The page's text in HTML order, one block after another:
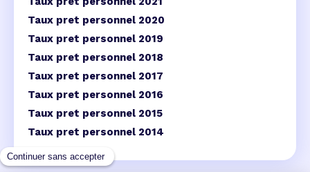
Taux pret personnel 2020
Taux pret personnel 2019
Taux pret personnel 2018
Taux pret personnel 2017
Taux pret personnel 2016
Taux pret personnel 2015
Taux pret personnel 2014